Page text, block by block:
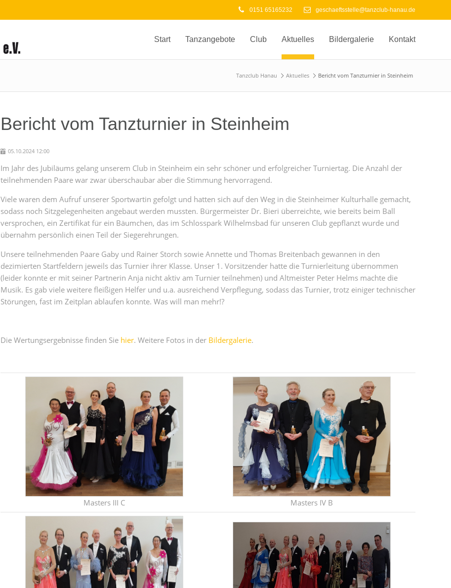
0151 65165232 geschaeftsstelle@tanzclub-hanau.de
Start Tanzangebote Club Aktuelles Bildergalerie Kontakt
Tanzclub Hanau Aktuelles Bericht vom Tanzturnier in Steinheim
Bericht vom Tanzturnier in Steinheim
05.10.2024 12:00
Im Jahr des Jubiläums gelang unserem Club in Steinheim ein sehr schöner und erfolgreicher Turniertag. Die Anzahl der
teilnehmenden Paare war zwar überschaubar aber die Stimmung hervorragend.
Viele waren dem Aufruf unserer Sportwartin gefolgt und hatten sich auf den Weg in die Steinheimer Kulturhalle gemacht,
sodass noch Sitzgelegenheiten angebaut werden mussten. Bürgermeister Dr. Bieri überreichte, wie bereits beim Ball
versprochen, ein Zertifikat für ein Bäumchen, das im Schlosspark Wilhelmsbad für unseren Club gepflanzt wurde und
übernahm persönlich einen Teil der Siegerehrungen.
Unsere teilnehmenden Paare Gaby und Rainer Storch sowie Annette und Thomas Breitenbach gewannen in den
dezimierten Startfeldern jeweils das Turnier ihrer Klasse. Unser 1. Vorsitzender hatte die Turnierleitung übernommen
(leider konnte er mit seiner Partnerin Anja nicht aktiv am Turnier teilnehmen) und Altmeister Peter Helms machte die
Musik. Es gab viele weitere fleißigen Helfer und u.a. ausreichend Verpflegung, sodass das Turnier, trotz einiger technischer
Störungen, fast im Zeitplan ablaufen konnte. Was will man mehr!?
Die Wertungsergebnisse finden Sie hier. Weitere Fotos in der Bildergalerie.
Masters III C Masters IV B